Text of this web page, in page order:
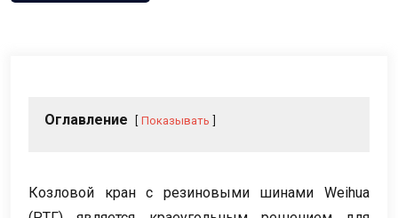
Оглавление Показывать
Козловой кран с резиновыми шинами Weihua